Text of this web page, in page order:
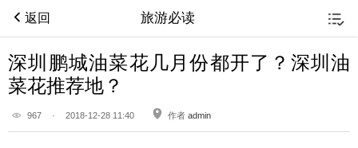
返回 旅游必读
深圳鹏城油菜花几月份都开了？深圳油
菜花推荐地？
967 · 2018-12-28 11:40 作者 admin